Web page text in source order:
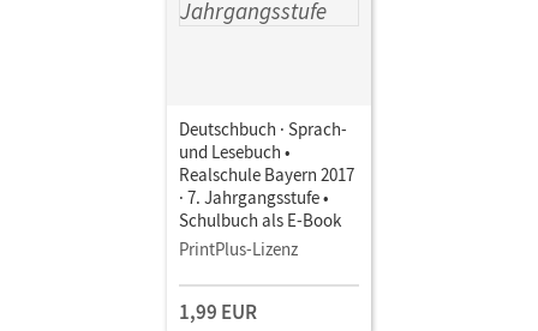
Deutschbuch · Sprach-
und Lesebuch •
Realschule Bayern 2017
· 7. Jahrgangsstufe •
Schulbuch als E-Book
PrintPlus-Lizenz
1,99 EUR